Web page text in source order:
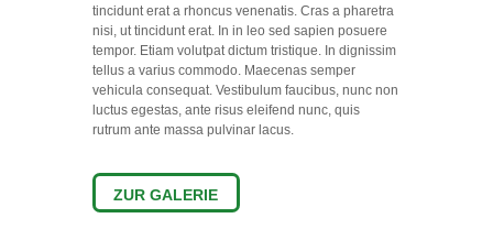
tincidunt erat a rhoncus venenatis. Cras a pharetra
nisi, ut tincidunt erat. In in leo sed sapien posuere
tempor. Etiam volutpat dictum tristique. In dignissim
tellus a varius commodo. Maecenas semper
vehicula consequat. Vestibulum faucibus, nunc non
luctus egestas, ante risus eleifend nunc, quis
rutrum ante massa pulvinar lacus.
ZUR GALERIE